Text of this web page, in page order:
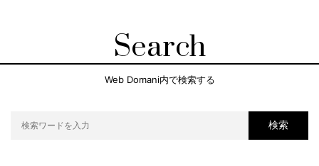
Search
Web Domani内で検索する
検索